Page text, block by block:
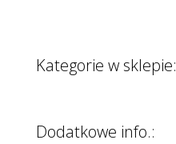
Kategorie w sklepie:
Dodatkowe info.: